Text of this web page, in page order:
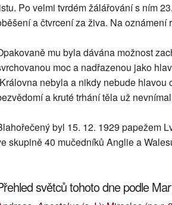
Po velmi tvrdém žálářování s ním
a čtvrcení za živa. Na oznámení
mu byla dávána možnost
moc a nadřazenou jako
nebyla a nikdy nebude
a kruté trhání těla už
byl 15. 12. 1929 papežem
skupině 40 mučedníků Anglie a
světců tohoto dne podle